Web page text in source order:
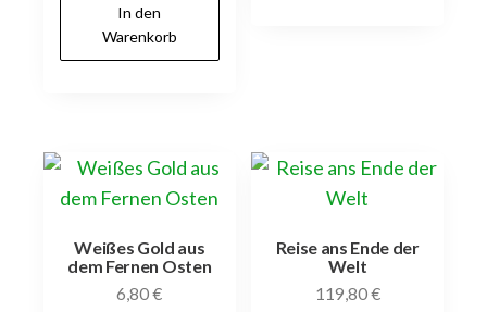
In den
Warenkorb
Weißes Gold aus
dem Fernen Osten
6,80€
Reise ans Ende der
Welt
119,80€